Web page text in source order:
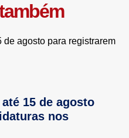
15 de agosto
nos